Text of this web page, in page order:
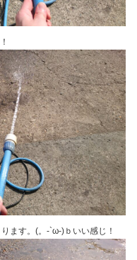
ます。(。-`ω-)ｂいい感じ！